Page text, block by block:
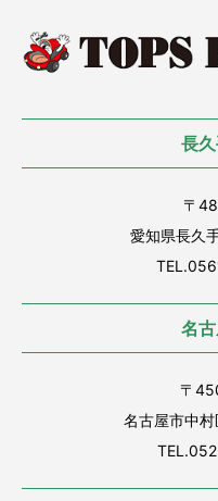
長
〒
愛知県長久
名
〒
名古屋市中